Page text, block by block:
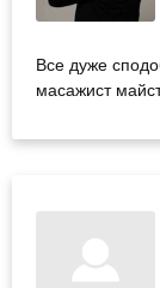
Все дуже
масажист